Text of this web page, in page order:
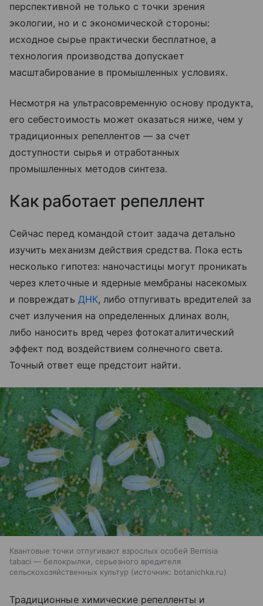
перспективной не только с точки зрения
экологии, но и с экономической стороны:
исходное сырье практически бесплатное, а
технология производства допускает
масштабирование в промышленных условиях.
Несмотря на ультрасовременную основу продукта,
его себестоимость может оказаться ниже, чем у
традиционных репеллентов — за счет
доступности сырья и отработанных
промышленных методов синтеза.
Как работает репеллент
Сейчас перед командой стоит задача детально
изучить механизм действия средства. Пока есть
несколько гипотез: наночастицы могут проникать
через клеточные и ядерные мембраны насекомых
и повреждать ДНК, либо отпугивать вредителей за
счет излучения на определенных длинах волн,
либо наносить вред через фотокаталитический
эффект под воздействием солнечного света.
Точный ответ еще предстоит найти.
Квантовые точки отпугивают взрослых особей Bemisia
tabaci — белокрылки, серьезного вредителя
сельскохозяйственных культур
источник: botanichka.ru
Традиционные химические репелленты и